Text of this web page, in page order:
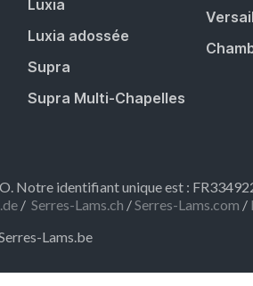
Luxia
Luxia adossée
Supra
Supra Multi-Chapelles
Notre identifiant unique est :
/ Serres-Lams.ch /Serres-Lams.com /
Lams.be